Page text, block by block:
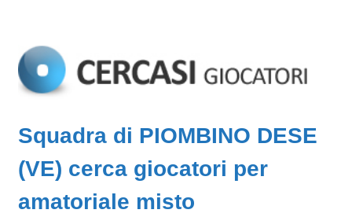
Squadra di PIOMBINO DESE
(VE) cerca giocatori per
amatoriale misto